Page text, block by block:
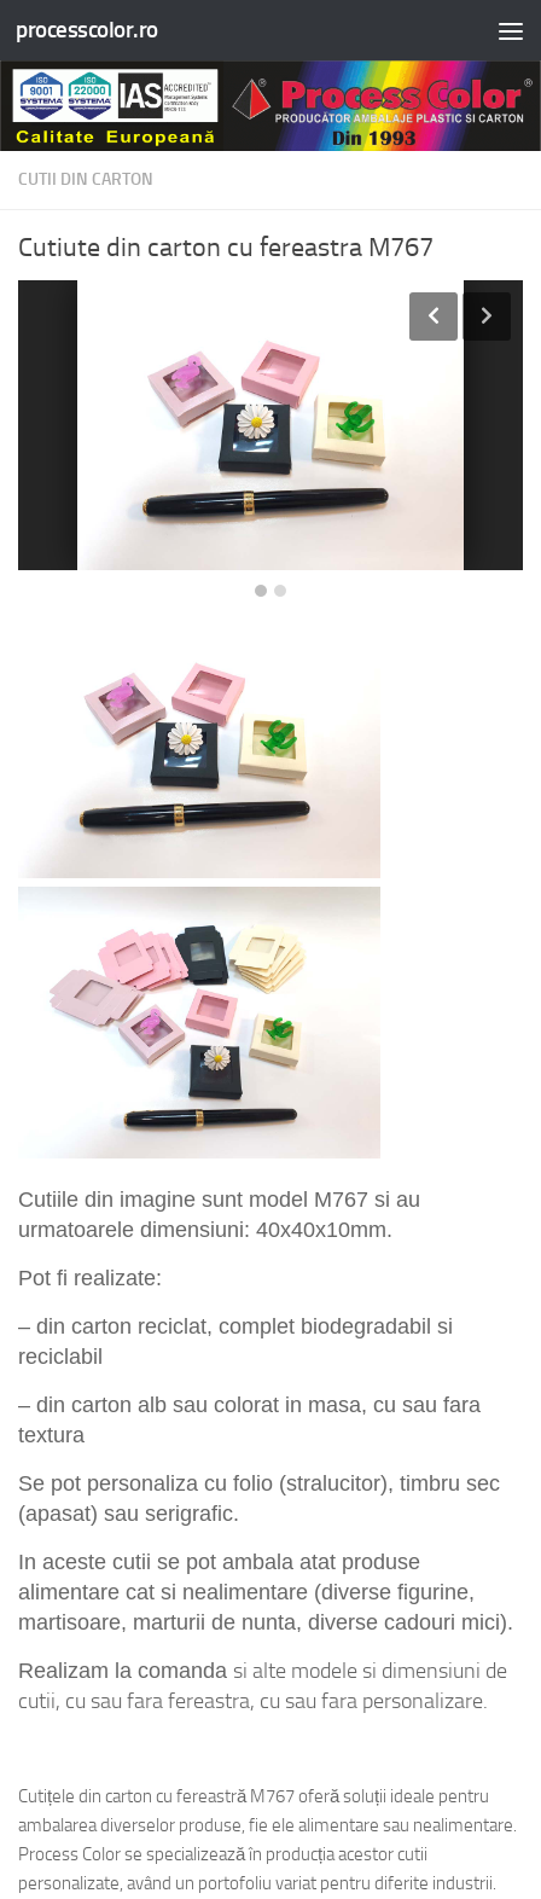
Skip to content
processcolor.ro
CUTII DIN CARTON
Cutiute din carton cu fereastra M767
Cutiile din imagine sunt model M767 si au
urmatoarele dimensiuni: 40x40x10mm.
Pot fi realizate:
– din carton reciclat, complet biodegradabil si
reciclabil
– din carton alb sau colorat in masa, cu sau fara
textura
Se pot personaliza cu folio (stralucitor), timbru sec
(apasat) sau serigrafic.
In aceste cutii se pot ambala atat produse
alimentare cat si nealimentare (diverse figurine,
martisoare, marturii de nunta, diverse cadouri mici).
Realizam la comanda si alte modele si dimensiuni de
cutii, cu sau fara fereastra, cu sau fara personalizare.
Cutițele din carton cu fereastră M767 oferă soluții ideale pentru
ambalarea diverselor produse, fie ele alimentare sau nealimentare.
Process Color se specializează în producția acestor cutii
personalizate, având un portofoliu variat pentru diferite industrii.